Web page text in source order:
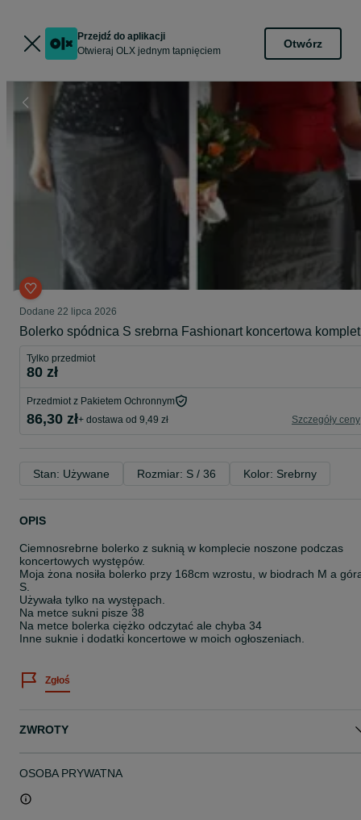
Przejdź do aplikacji
Otwieraj OLX jednym tapnięciem
Otwórz
Dodane 22 lipca 2026
Bolerko spódnica S srebrna Fashionart koncertowa komplet
Tylko przedmiot
80 zł
Przedmiot z Pakietem Ochronnym
86,30 zł+ dostawa od 9,49 zł Szczegóły ceny
Stan: Używane Rozmiar: S / 36 Kolor: Srebrny
OPIS
Ciemnosrebrne bolerko z suknią w komplecie noszone podczas
koncertowych występów.
Moja żona nosiła bolerko przy 168cm wzrostu, w biodrach M a
S.
Używała tylko na występach.
Na metce sukni pisze 38
Na metce bolerka ciężko odczytać ale chyba 34
Inne suknie i dodatki koncertowe w moich ogłoszeniach.
Zgłoś
ZWROTY
OSOBA PRYWATNA